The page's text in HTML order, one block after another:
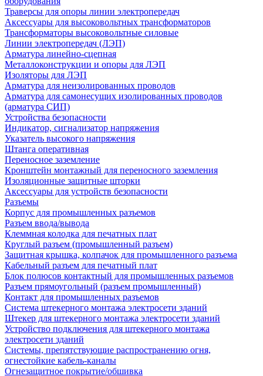
Траверсы для опоры линии электропередач
Аксессуары для высоковольтных трансформаторов
Трансформаторы высоковольтные силовые
Линии электропередач (ЛЭП)
Арматура линейно-сцепная
Металлоконструкции и опоры для ЛЭП
Изоляторы для ЛЭП
Арматура для неизолированных проводов
Арматура для самонесущих изолированных проводов
(арматура СИП)
Устройства безопасности
Индикатор, сигнализатор напряжения
Указатель высокого напряжения
Штанга оперативная
Переносное заземление
Кронштейн монтажный для переносного заземления
Изоляционные защитные шторки
Аксессуары для устройств безопасности
Разъемы
Корпус для промышленных разъемов
Разъем ввода/вывода
Клеммная колодка для печатных плат
Круглый разъем (промышленный разъем)
Защитная крышка, колпачок для промышленного разъема
Кабельный разъем для печатный плат
Блок полюсов контактный для промышленных разъемов
Разъем прямоугольный (разъем промышленный)
Контакт для промышленных разъемов
Система штекерного монтажа электросети зданий
Штекер для штекерного монтажа электросети зданий
Устройство подключения для штекерного монтажа
электросети зданий
Системы, препятствующие распространению огня,
огнестойкие кабель-каналы
Огнезащитное покрытие/обшивка